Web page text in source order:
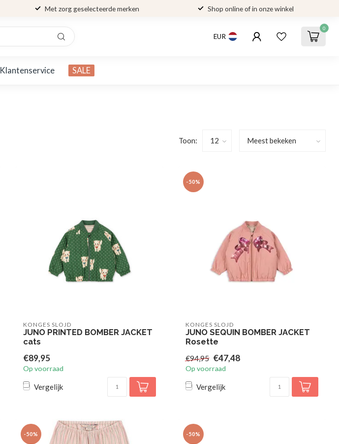
Met zorg geselecteerde merken Shop online of in onze winkel
EUR
0
Klantenservice SALE
Toon:
KONGES SLOJD
JUNO PRINTED BOMBER JACKET
cats
€89,95
Op voorraad
Vergelijk
-50%
KONGES SLOJD
JUNO SEQUIN BOMBER JACKET
Rosette
€94,95 €47,48
Op voorraad
Vergelijk
-50% -50%